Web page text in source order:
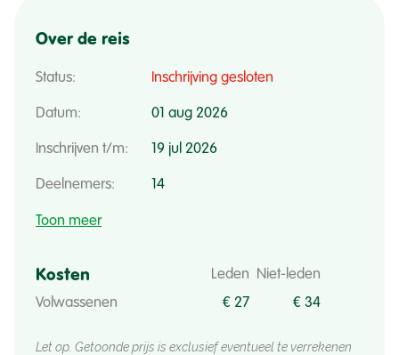
Over de reis
Status:
Inschrijving gesloten
Datum:
01 aug 2026
Inschrijven t/m:
19 jul 2026
Deelnemers:
14
Toon meer
Kosten Leden Niet-leden
Volwassenen
€ 27 € 34
Let op. Getoonde prijs is exclusief eventueel te verrekenen